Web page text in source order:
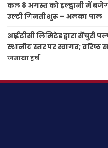
कल 8 अगस्त को हल्द्वानी में
उल्टी गिनती शुरू – अलका पाल
आईटीसी लिमिटेड द्वारा सेंचुरी
स्थानीय स्तर पर स्वागत;
जताया हर्ष